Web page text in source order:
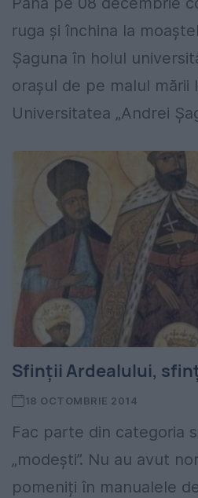
ruga şi închina la
Şaguna în holul
oraşul de pe malul mării
Universitatea „Andrei
Sfinții Ardealului,
18 OCTOMBRIE 2014
Fac parte din categoria
„modești”. Nu au avut
pomeniți în manualele